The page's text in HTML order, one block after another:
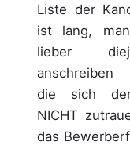
Liste der
ist lang,
lieber
anschreiben
die sich
NICHT
das